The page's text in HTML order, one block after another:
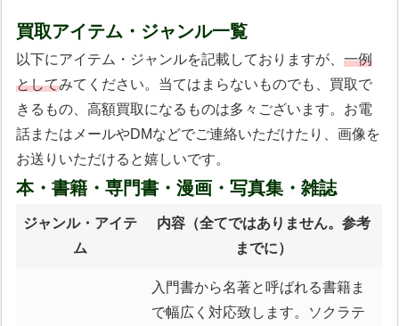
買取アイテム・ジャンル一覧
以下にアイテム・ジャンルを記載しておりますが、一例
としてみてください。当てはまらないものでも、買取で
きるもの、高額買取になるものは多々ございます。お電
話またはメールやDMなどでご連絡いただけたり、画像を
お送りいただけると嬉しいです。
本・書籍・専門書・漫画・写真集・雑誌
ジャンル・アイテ
ム
内容（全てではありません。参考
までに）
入門書から名著と呼ばれる書籍ま
で幅広く対応致します。ソクラテ